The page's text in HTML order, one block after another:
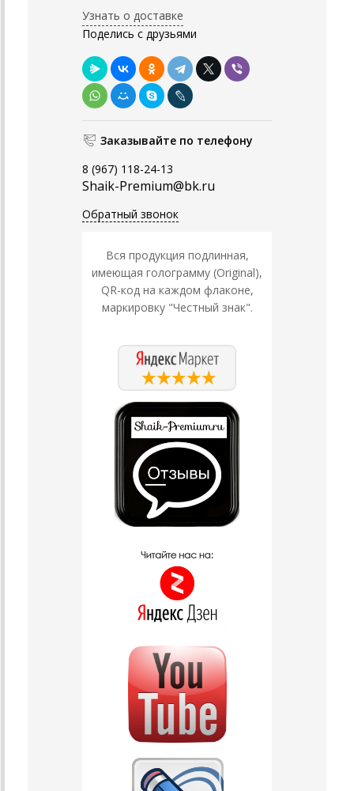
Узнать о доставке
Поделись с друзьями
Заказывайте по телефону
8 (967) 118-24-13
Shaik-Premium@bk.ru
Обратный звонок
Вся продукция подлинная,
имеющая голограмму (Original),
QR-код на каждом флаконе,
маркировку "Честный знак".